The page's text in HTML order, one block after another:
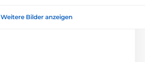
Weitere Bilder anzeigen